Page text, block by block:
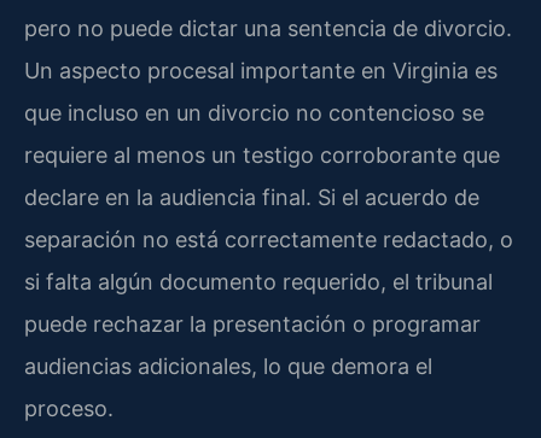
pero no puede dictar una sentencia de divorcio.
Un aspecto procesal importante en Virginia es
que incluso en un divorcio no contencioso se
requiere al menos un testigo corroborante que
declare en la audiencia final. Si el acuerdo de
separación no está correctamente redactado, o
si falta algún documento requerido, el tribunal
puede rechazar la presentación o programar
audiencias adicionales, lo que demora el
proceso.